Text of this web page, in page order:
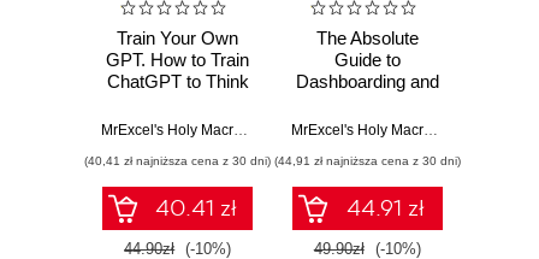
Train Your Own
GPT. How to Train
ChatGPT to Think
,Bill Jelen
(40,41 zł najniższa cena z 30 dni)
40.41 zł
44.90zł (-10%)
The Absolute
Guide to
Dashboarding and
Power BI.
Business Insights
with Effective
Dashboards and
Reports
MrExcel's Holy Macro! Books
(44,91 zł najniższa cena z 30 dni)
44.91 zł
49.90zł (-10%)